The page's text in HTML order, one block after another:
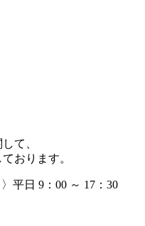
て、
おります。
〉平日 9：00 ～ 17：30